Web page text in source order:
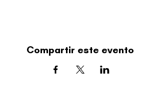
Compartir este evento